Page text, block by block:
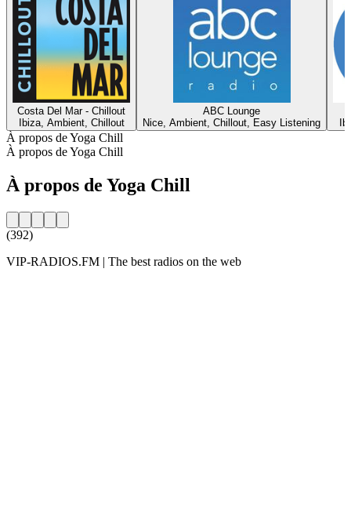
Costa Del Mar - Chillout
Ibiza, Ambient, Chillout
ABC Lounge
Nice, Ambient, Chillout, Easy Listening
À propos de Yoga Chill
À propos de Yoga Chill
À propos de Yoga Chill
(392)
VIP-RADIOS.FM | The best radios on the web